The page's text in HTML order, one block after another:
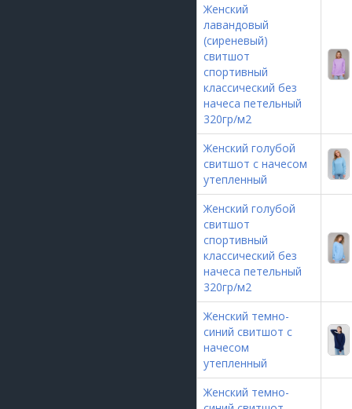
Женский
лавандовый
(сиреневый)
свитшот
спортивный
классический без
начеса петельный
320гр/м2
Женский голубой
свитшот с начесом
утепленный
Женский голубой
свитшот
спортивный
классический без
начеса петельный
320гр/м2
Женский темно-
синий свитшот с
начесом
утепленный
Женский темно-